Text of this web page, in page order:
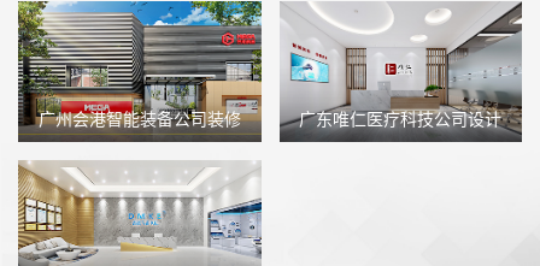
广州会港智能装备公司装修 广东唯仁医疗科技公司设计